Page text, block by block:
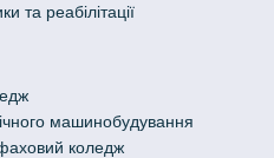
та реабілітації
машинобудування
коледж